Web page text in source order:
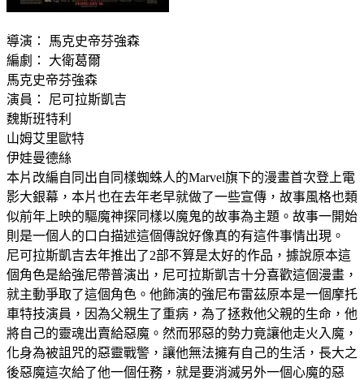
導演： 馬克史帝芬強森
編劇： 大衛葛爾
馬克史帝芬強森
演員： 尼可拉斯凱吉
魏斯班特利
山姆艾里歐特
伊娃曼德絲
本片改編自同出自同樣蜘蛛人的Marvel旗下的漫畫首次登上電
影大銀幕，本片也在去年老早就做了一些宣傳，故事風格也類
似前年上映的驅魔神探同樣以魔鬼的故事為主題。故事一開始
則是一個人的口白描述這個傳說好像真的有這件事情出現。
尼可拉斯凱吉去年推出了2部不算是太好的作品，據說原本這
個角色是給強尼帶普演出，尼可拉斯凱吉十分喜歡這個漫畫，
就主動爭取了這個角色。他飾演的強尼布雷茲原本是一個摩托
車特技演員，因為父親生了重病，為了拯救他父親的生命，他
將自己的靈魂出賣給惡魔。然而邪惡的勢力竟讓他走火入魔，
化身為被詛咒的惡靈戰警，讓他無法擁有自己的生活，長大之
後惡魔這次給了他一個任務，就是要消滅另外一個心魔的惡